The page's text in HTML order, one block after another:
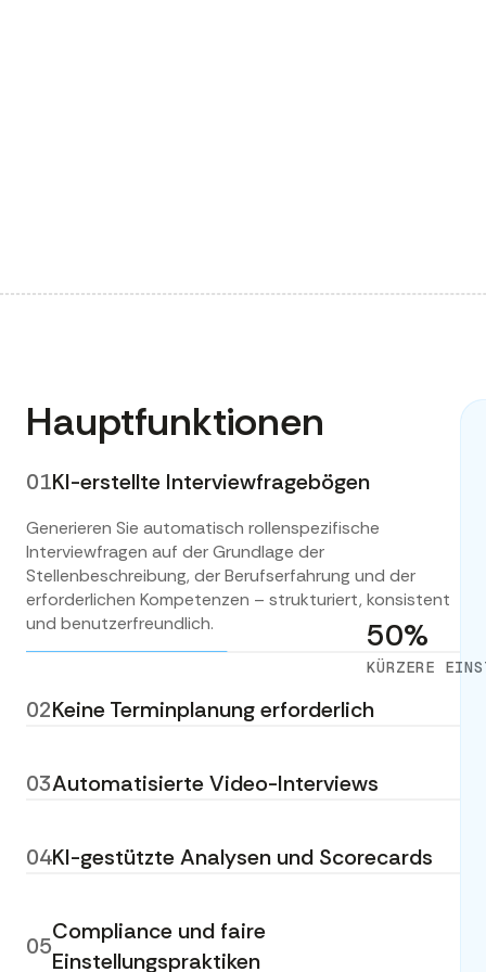
50%
KÜRZERE
Hauptfunktionen
01KI-erstellte Interviewfragebögen
Generieren Sie automatisch rollenspezifische
Interviewfragen auf der Grundlage der
Stellenbeschreibung, der Berufserfahrung und der
erforderlichen Kompetenzen – strukturiert, konsistent
und benutzerfreundlich.
02Keine Terminplanung erforderlich
ihrer Freizeit. Kein Hin- und Her-Mailen, keine
03Automatisierte Video-Interviews
Interviews durch, stellt den Kandidaten die richtigen
04KI-gestützte Analysen und Scorecards
Bewerber und erstellen Sie standardisierte
Bewertungsbögen, damit Personalverantwortliche die
05
Compliance und faire
Einstellungspraktiken